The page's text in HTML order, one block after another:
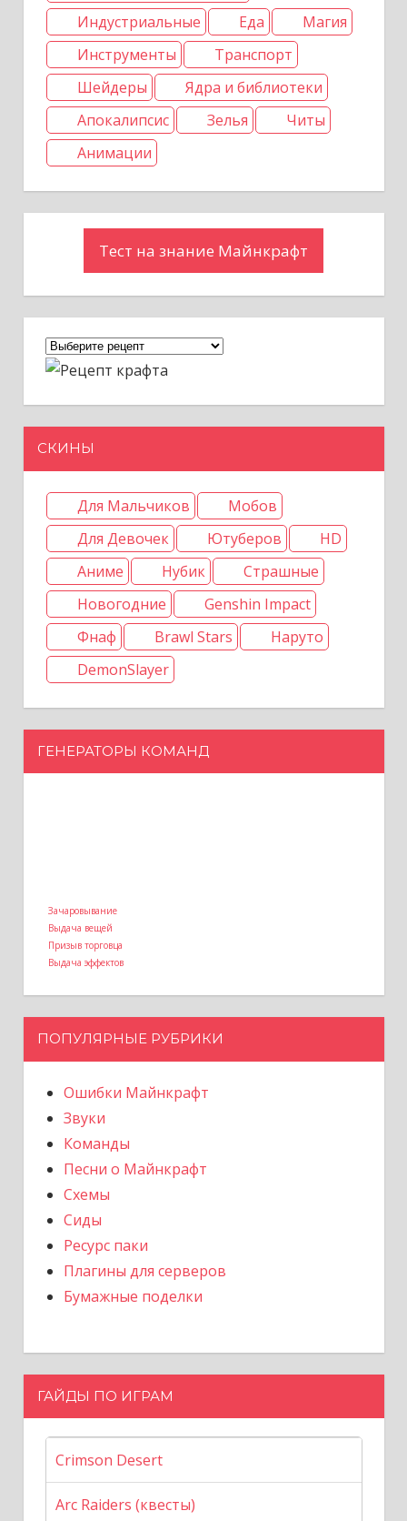
Индустриальные Еда
Магия
Инструменты
Транспорт
Шейдеры
Ядра и библиотеки
Апокалипсис
Зелья
Читы
Анимации
Тест на знание Майнкрафт
СКИНЫ
Для Мальчиков
Мобов
Для Девочек
Ютуберов
HD
Аниме
Нубик
Страшные
Новогодние
Genshin Impact
Фнаф
Brawl Stars
Наруто
DemonSlayer
ГЕНЕРАТОРЫ КОМАНД
Зачаровывание
Выдача вещей
Призыв торговца
Выдача эффектов
ПОПУЛЯРНЫЕ РУБРИКИ
Ошибки Майнкрафт
Звуки
Команды
Песни о Майнкрафт
Схемы
Сиды
Ресурс паки
Плагины для серверов
Бумажные поделки
ГАЙДЫ ПО ИГРАМ
Crimson Desert
Arc Raiders (квесты)